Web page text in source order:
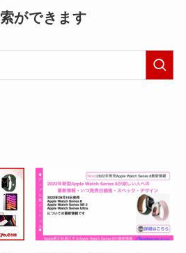
ができます